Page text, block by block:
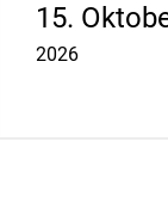
15.
2026